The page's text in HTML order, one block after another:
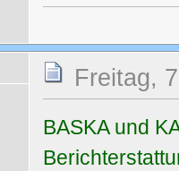
Freitag,
BASKA und